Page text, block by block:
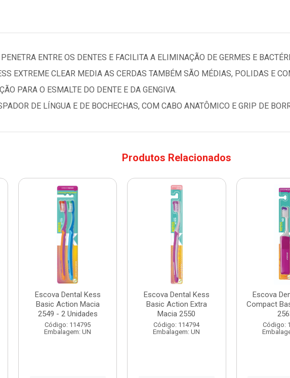
ENTRE OS DENTES E FACILITA A ELIMINAÇÃO DE GERMES E
EXTREME CLEAR MEDIA AS CERDAS TAMBÉM SÃO MÉDIAS, POLIDAS E
PARA O ESMALTE DO DENTE E DA GENGIVA.
DE LÍNGUA E DE BOCHECHAS, COM CABO ANATÔMICO E GRIP DE
Produtos Relacionados
Escova Dental Kess
Basic Action Macia
2549 - 2 Unidades
Código: 114795
Embalagem: UN
Escova Dental Kess
Basic Action Extra
Macia 2550
Código: 114794
Embalagem: UN
Escova
Compact
Código: